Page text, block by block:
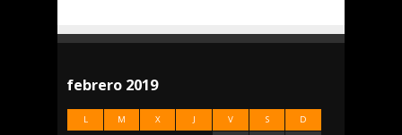
febrero 2019
L M X J V S D